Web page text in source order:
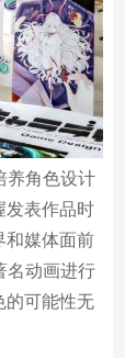
养角色设计
发表作品时
和媒体面前
动画进行